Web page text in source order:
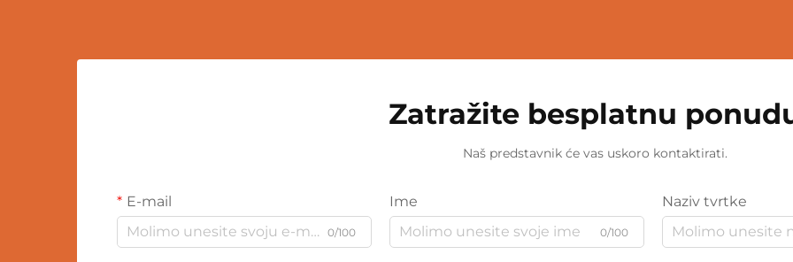
Zatražite besplatnu
Naš predstavnik će vas uskoro kontaktirati.
E-mail
0/100
Ime
0/100
Naziv tvrtke